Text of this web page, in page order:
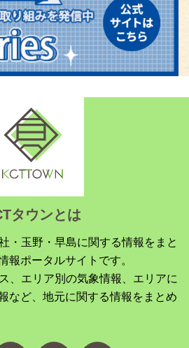
タウンとは
・玉野・早島に関する情報をまと
報ポータルサイトです。
、エリア別の気象情報、エリアに
など、地元に関する情報をまとめ